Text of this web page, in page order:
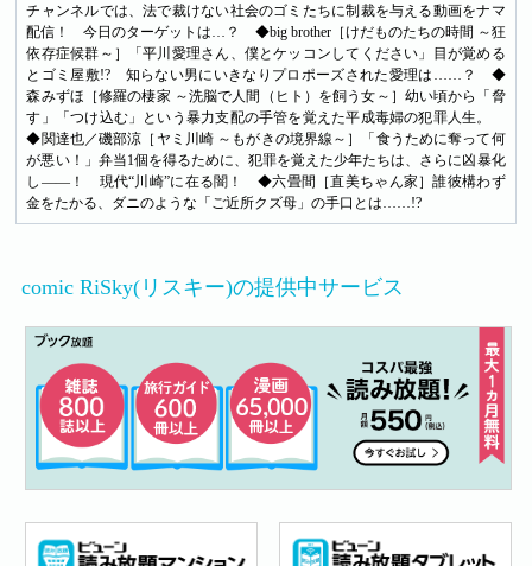
チャンネルでは、法で裁けない社会のゴミたちに制裁を与える動画をナマ
配信！ 今日のターゲットは…？ ◆big brother［けだものたちの時間 ～狂
依存症候群～］「平川愛理さん、僕とケッコンしてください」目が覚める
とゴミ屋敷!? 知らない男にいきなりプロポーズされた愛理は……？ ◆
森みずほ［修羅の棲家 ～洗脳で人間（ヒト）を飼う女～］幼い頃から「脅
す」「つけ込む」という暴力支配の手管を覚えた平成毒婦の犯罪人生。
◆関達也／磯部涼［ヤミ川崎 ～もがきの境界線～］「食うために奪って何
が悪い！」弁当1個を得るために、犯罪を覚えた少年たちは、さらに凶暴化
し――！ 現代“川崎”に在る闇！ ◆六畳間［直美ちゃん家］誰彼構わず
金をたかる、ダニのような「ご近所クズ母」の手口とは……!?
comic RiSky(リスキー)の提供中サービス